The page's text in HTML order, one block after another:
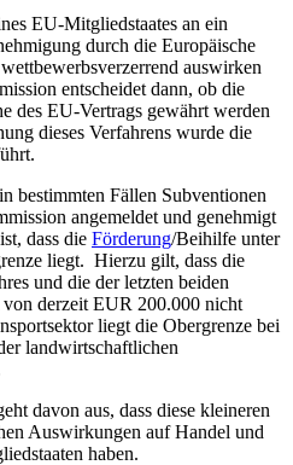
EU-Mitgliedstaates an ein
durch die Europäische
auswirken
entscheidet dann, ob die
des EU-Vertrags gewährt werden
dieses Verfahrens wurde die
bestimmten Fällen Subventionen
angemeldet und genehmigt
dass die Förderung/Beihilfe unter
liegt. Hierzu gilt, dass die
und die der letzten beiden
derzeit EUR 200.000 nicht
liegt die Obergrenze bei
landwirtschaftlichen
davon aus, dass diese kleineren
Auswirkungen auf Handel und
haben.